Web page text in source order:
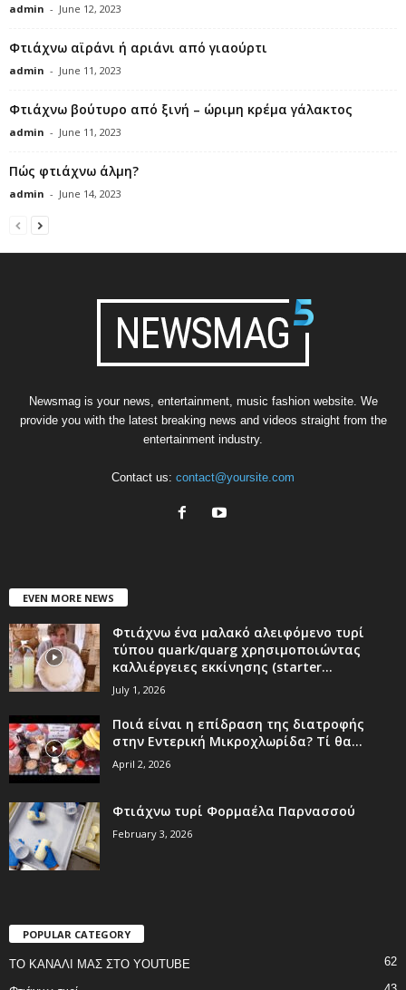
admin - June 12, 2023
Φτιάχνω αϊράνι ή αριάνι από γιαούρτι
admin - June 11, 2023
Φτιάχνω βούτυρο από ξινή – ώριμη κρέμα γάλακτος
admin - June 11, 2023
Πώς φτιάχνω άλμη?
admin - June 14, 2023
Newsmag is your news, entertainment, music fashion website. We
provide you with the latest breaking news and videos straight from the
entertainment industry.
Contact us: contact@yoursite.com
EVEN MORE NEWS
Φτιάχνω ένα μαλακό αλειφόμενο τυρί
τύπου quark/quarg χρησιμοποιώντας
καλλιέργειες εκκίνησης (starter...
July 1, 2026
Ποιά είναι η επίδραση της διατροφής
στην Εντερική Μικροχλωρίδα? Τί θα...
April 2, 2026
Φτιάχνω τυρί Φορμαέλα Παρνασσού
February 3, 2026
POPULAR CATEGORY
ΤΟ ΚΑΝΑΛΙ ΜΑΣ ΣΤΟ YOUTUBE 62